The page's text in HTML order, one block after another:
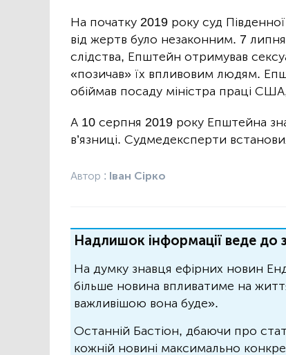
На початку 2019 року суд
від жертв було незаконним. 7
слідства, Епштейн отримував
«позичав» їх впливовим людям.
обіймав посаду міністра праці
А 10 серпня 2019 року Епштейна
в’язниці. Судмедексперти
Автор : Іван Сірко
Надлишок інформації веде до
На думку знавця ефірних новин
більше новина впливатиме на
важливішою вона буде».
Останній Бастіон, дбаючи про
кожній новині максимально